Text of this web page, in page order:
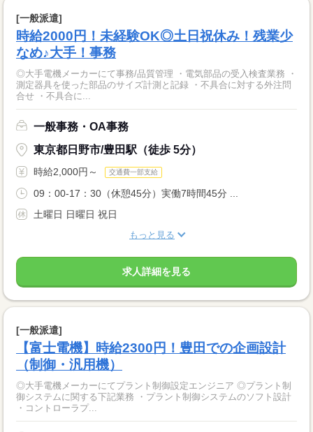
[一般派遣]
時給2000円！未経験OK◎土日祝休み！残業少
なめ♪大手！事務
◎大手電機メーカーにて事務/品質管理 ・電気部品の受入検査業務 ・
測定器具を使った部品のサイズ計測と記録 ・不具合に対する外注問
合せ ・不具合に...
一般事務・OA事務
東京都日野市/豊田駅（徒歩 5分）
時給2,000円～ 交通費一部支給
09：00-17：30（休憩45分）実働7時間45分 ...
土曜日 日曜日 祝日
もっと見る
求人詳細を見る
[一般派遣]
【富士電機】時給2300円！豊田での企画設計
（制御・汎用機）
◎大手電機メーカーにてプラント制御設定エンジニア ◎プラント制
御システムに関する下記業務 ・プラント制御システムのソフト設計
・コントローラプ...